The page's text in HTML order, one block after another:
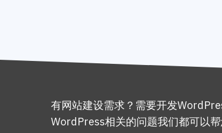
有网站建设需求？需要开发
WordPress相关的问题我们都可以帮